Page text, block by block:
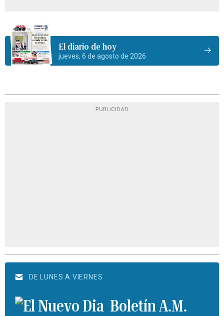
El diario de hoy
jueves, 6 de agosto de 2026
PUBLICIDAD
DE LUNES A VIERNES
Boletín A.M.